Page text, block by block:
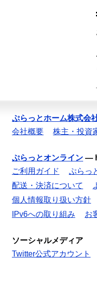
ぷらっとホーム株式会
会社概要
株主・投資
ぷらっとオンライン —
ご利用ガイド
ぷらっ
配送・決済について
個人情報取り扱い方針
IPv6への取り組み
お
ソーシャルメディア
Twitter公式アカウント